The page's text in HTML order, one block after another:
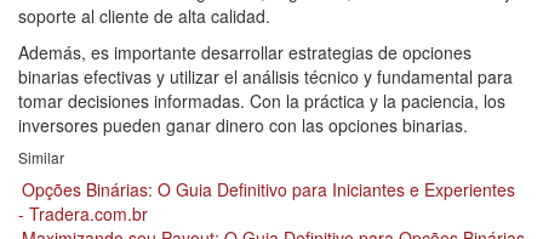
soporte al cliente de alta calidad.
Además, es importante desarrollar estrategias de opciones
binarias efectivas y utilizar el análisis técnico y fundamental para
tomar decisiones informadas. Con la práctica y la paciencia, los
inversores pueden ganar dinero con las opciones binarias.
Similar
Opções Binárias: O Guia Definitivo para Iniciantes e Experientes
- Tradera.com.br